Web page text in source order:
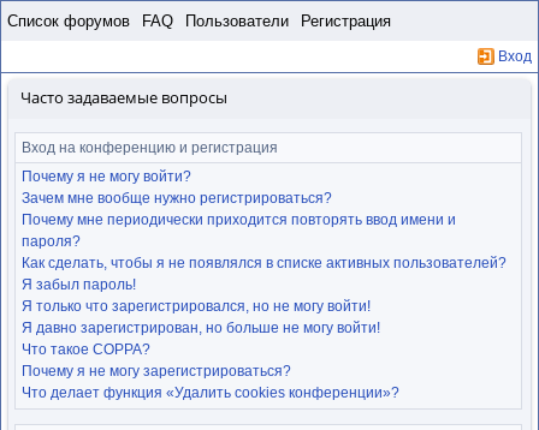
Список форумов FAQ Пользователи Регистрация
Вход
Часто задаваемые вопросы
Вход на конференцию и регистрация
Почему я не могу войти?
Зачем мне вообще нужно регистрироваться?
Почему мне периодически приходится повторять ввод имени и
пароля?
Как сделать, чтобы я не появлялся в списке активных пользователей?
Я забыл пароль!
Я только что зарегистрировался, но не могу войти!
Я давно зарегистрирован, но больше не могу войти!
Что такое COPPA?
Почему я не могу зарегистрироваться?
Что делает функция «Удалить cookies конференции»?